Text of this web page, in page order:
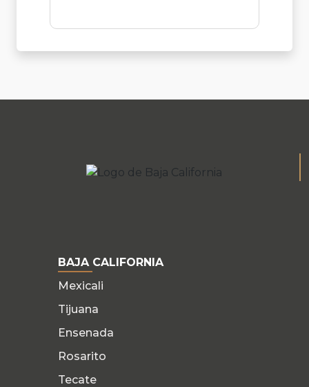
BAJA CALIFORNIA
Mexicali
Tijuana
Ensenada
Rosarito
Tecate